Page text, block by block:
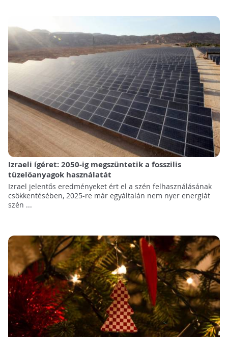
Izraeli ígéret: 2050-ig megszüntetik a fosszilis
tüzelőanyagok használatát
Izrael jelentős eredményeket ért el a szén felhasználásának
csökkentésében, 2025-re már egyáltalán nem nyer energiát
szén ...